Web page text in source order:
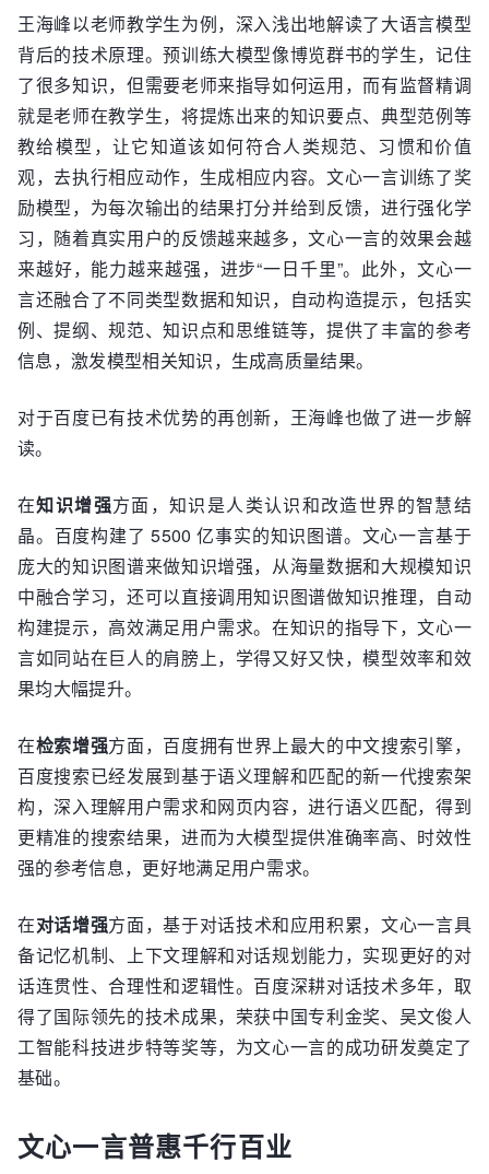
王海峰以老师教学生为例，深入浅出地解读了大语言模型
背后的技术原理。预训练大模型像博览群书的学生，记住
了很多知识，但需要老师来指导如何运用，而有监督精调
就是老师在教学生，将提炼出来的知识要点、典型范例等
教给模型，让它知道该如何符合人类规范、习惯和价值
观，去执行相应动作，生成相应内容。文心一言训练了奖
励模型，为每次输出的结果打分并给到反馈，进行强化学
习，随着真实用户的反馈越来越多，文心一言的效果会越
来越好，能力越来越强，进步“一日千里”。此外，文心一
言还融合了不同类型数据和知识，自动构造提示，包括实
例、提纲、规范、知识点和思维链等，提供了丰富的参考
信息，激发模型相关知识，生成高质量结果。
对于百度已有技术优势的再创新，王海峰也做了进一步解
读。
在知识增强方面，知识是人类认识和改造世界的智慧结
晶。百度构建了 5500 亿事实的知识图谱。文心一言基于
庞大的知识图谱来做知识增强，从海量数据和大规模知识
中融合学习，还可以直接调用知识图谱做知识推理，自动
构建提示，高效满足用户需求。在知识的指导下，文心一
言如同站在巨人的肩膀上，学得又好又快，模型效率和效
果均大幅提升。
在检索增强方面，百度拥有世界上最大的中文搜索引擎，
百度搜索已经发展到基于语义理解和匹配的新一代搜索架
构，深入理解用户需求和网页内容，进行语义匹配，得到
更精准的搜索结果，进而为大模型提供准确率高、时效性
强的参考信息，更好地满足用户需求。
在对话增强方面，基于对话技术和应用积累，文心一言具
备记忆机制、上下文理解和对话规划能力，实现更好的对
话连贯性、合理性和逻辑性。百度深耕对话技术多年，取
得了国际领先的技术成果，荣获中国专利金奖、吴文俊人
工智能科技进步特等奖等，为文心一言的成功研发奠定了
基础。
文心一言普惠千行百业